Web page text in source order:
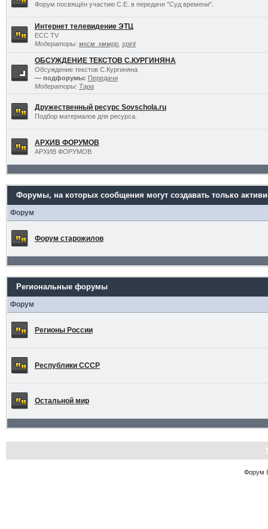
Форум посвящён участию С.Е. в передаче "Суд времени".
Интернет телевидение ЭТЦ
ECC TV
Модераторы: мксм_кммрр, spirit
ОБСУЖДЕНИЕ ТЕКСТОВ С.КУРГИНЯНА
Обсуждение текстов С.Кургиняна
— подфорумы: Передачи
Модераторы: Тара
Дружественный ресурс Sovschola.ru
Подбор материалов для ресурса.
АРХИВ ФОРУМОВ
АРХИВ ФОРУМОВ
Форумы, на которых сообщения могут создавать только
Форум
Форум старожилов
Региональные форумы
Форум
Регионы России
Республики СССР
Остальной мир
Форум